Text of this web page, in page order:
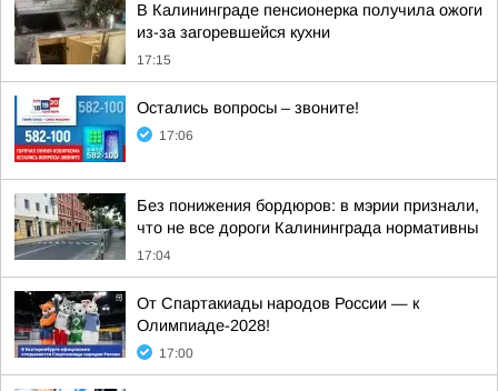
В Калининграде пенсионерка получила ожоги
из-за загоревшейся кухни
17:15
Остались вопросы – звоните!
17:06
Без понижения бордюров: в мэрии признали,
что не все дороги Калининграда нормативны
17:04
От Спартакиады народов России — к
Олимпиаде-2028!
17:00